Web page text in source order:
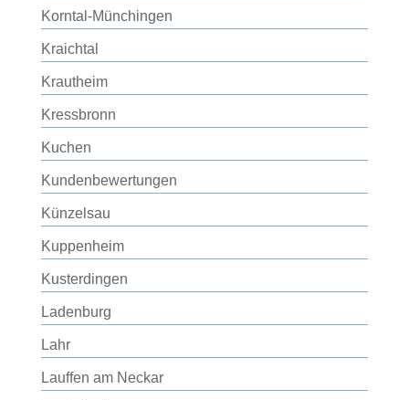
Korntal-Münchingen
Kraichtal
Krautheim
Kressbronn
Kuchen
Kundenbewertungen
Künzelsau
Kuppenheim
Kusterdingen
Ladenburg
Lahr
Lauffen am Neckar